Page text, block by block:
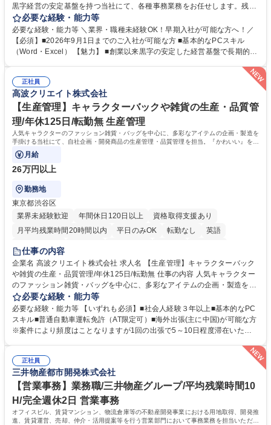
黒字経営の安定基盤を持つ当社にて、各種事務業務をお任せします。残業
がほぼ発生せず、連続した日程の有給取得が可能なため、WLBを整えたい
方にお勧めの環境です！ 入社後はOJTを通じて丁寧に研修を行いますの
で、事務未経験の方でも安心して臨むことができます。 【業務詳細】■電
話・来客対応 ■物件の鍵や社内の備品管理 ■データ入力や書類作成 ■契約
必要な経験・能力等
必要な経験・能力等 ＼業界・職種未経験OK！早期入社が可能な方へ！／
【必須】■2026年9月1日までのご入社が可能な方 ■基本的なPCスキル
（Word・Excel） 【魅力】 ■創業以来黒字の安定した経営基盤で長期的に
両立が可能 ■有給取得を積極的に推奨、年間10日程度の取得実績 ■1ヶ月
のOJTで業務を習得可能、未経験でもしっかりサポート 学歴・資格 学
歴：大学院 大学 高専 短大 語学力： 資格：
正社員
高波クリエイト株式会社
【生産管理】キャラクターバックや雑貨の生産・品質管
理/年休125日/転勤無 生産管理
人気キャラクターのファッション雑貨・バッグを中心に、多彩なアイテムの企画・製造を
手掛ける当社にて、自社企画・開発商品の生産管理・品質管理を担当。『かわいい』を届
けるやりがいのあるポジションです。
月給
26万円以上
勤務地
東京都渋谷区
業界未経験歓迎
年間休日120日以上
資格取得支援あり
月平均残業時間20時間以内
平日のみOK 転勤なし
英語
住宅手当あり
完全週休2日制
交通費支給 駅近5分以内 中国語 土日祝休み
仕事の内容
企業名 高波クリエイト株式会社 求人名 【生産管理】キャラクターバック
や雑貨の生産・品質管理/年休125日/転勤無 仕事の内容 人気キャラクター
のファッション雑貨・バッグを中心に、多彩なアイテムの企画・製造を手
掛ける当社にて、自社企画・開発商品の生産管理・品質管理を担当。『か
わいい』を届けるやりがいのあるポジションです。 有名ブランドやキャラ
クターライセンスを活用した商品の企画・開発・販売を行っています。企
画段階から納品まで、商品の製造に関わる全てのプロセスにおいて、生産
場へ見積依頼・価格交渉、サンプルの品質確認や検査の手配、ライセンス
元様とのやり取り、輸入関連の書類の管理、国内倉庫での品質チェック、
工場開拓などがございます。 募集職種 【生産管理】キャラクターバック
や雑貨の生産・品質管理/年休125日/転勤無
必要な経験・能力等
必要な経験・能力等 【いずれも必須】■社会人経験３年以上■基本的なPC
スキル■普通自動車運転免許（AT限定可）■海外出張(主に中国)が可能な方
※案件により頻度はことなりますが1回の出張で5～10日程度滞在いただ
め、『コツコツと実直に取り組める方』 ・工場やライセンス元を含む社内
外関係者と友好なコミュニケーションが取れる方 ※折衝は営業担当がメイ
ンで行います。 学歴・資格 学歴：大学院 大学 高専 短大 専修学校 高校 語
学力： 資格：
正社員
三井物産都市開発株式会社
【営業事務】業務職/三井物産グループ/平均残業時間10
H/完全週休2日 営業事務
オフィスビル、賃貸マンション、物流倉庫等の不動産開発事業における用地取得、開発推
進、賃貸運営、売却、仲介・活用提案等を行う営業部門において事務業務を担当いただき